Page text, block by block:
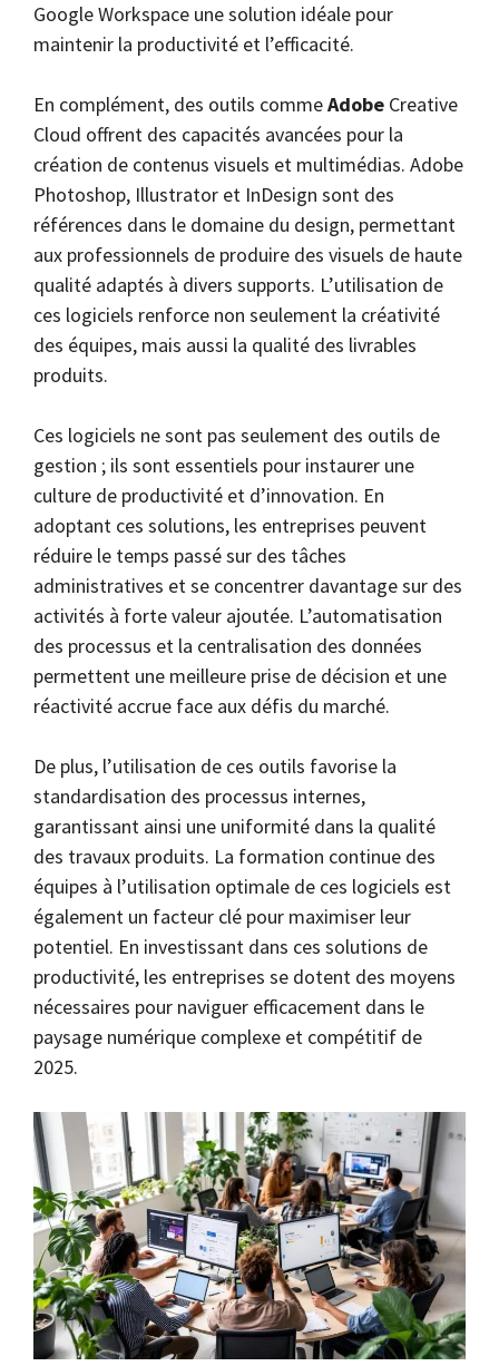
Google Workspace une solution idéale pour
maintenir la productivité et l’efficacité.
En complément, des outils commeAdobe Creative
Cloud offrent des capacités avancées pour la
création de contenus visuels et multimédias. Adobe
Photoshop, Illustrator et InDesign sont des
références dans le domaine du design, permettant
aux professionnels de produire des visuels de haute
qualité adaptés à divers supports. L’utilisation de
ces logiciels renforce non seulement la créativité
des équipes, mais aussi la qualité des livrables
produits.
Ces logiciels ne sont pas seulement des outils de
gestion ; ils sont essentiels pour instaurer une
culture de productivité et d’innovation. En
adoptant ces solutions, les entreprises peuvent
réduire le temps passé sur des tâches
administratives et se concentrer davantage sur des
activités à forte valeur ajoutée. L’automatisation
des processus et la centralisation des données
permettent une meilleure prise de décision et une
réactivité accrue face aux défis du marché.
De plus, l’utilisation de ces outils favorise la
standardisation des processus internes,
garantissant ainsi une uniformité dans la qualité
des travaux produits. La formation continue des
équipes à l’utilisation optimale de ces logiciels est
également un facteur clé pour maximiser leur
potentiel. En investissant dans ces solutions de
productivité, les entreprises se dotent des moyens
nécessaires pour naviguer efficacement dans le
paysage numérique complexe et compétitif de
2025.